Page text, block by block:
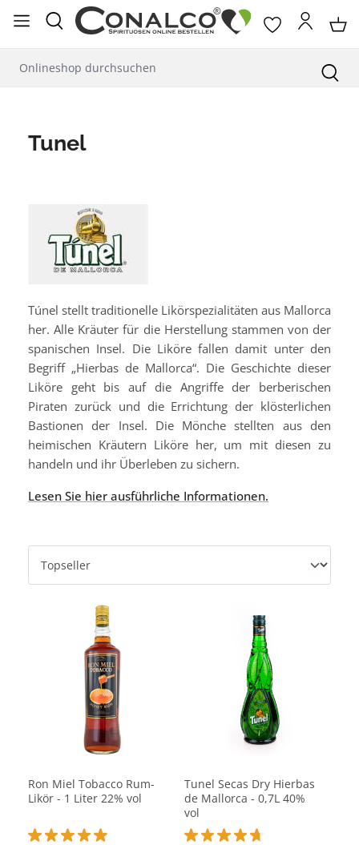
springen
Tunel
Túnel stellt traditionelle Likörspezialitäten aus Mallorca
her. Alle Kräuter für die Herstellung stammen von der
spanischen Insel. Die Liköre fallen damit unter den
Begriff „Hierbas de Mallorca“. Die Geschichte dieser
Liköre geht bis auf die Angriffe der berberischen
Piraten zurück und die Errichtung der klösterlichen
Bastionen der Insel. Die Mönche stellten aus den
heimischen Kräutern Liköre her, um mit diesen zu
handeln und ihr Überleben zu sichern.
Lesen Sie hier ausführliche Informationen.
Ron Miel Tobacco Rum-
Likör - 1 Liter 22% vol
Tunel Secas Dry Hierbas
de Mallorca - 0,7L 40%
vol